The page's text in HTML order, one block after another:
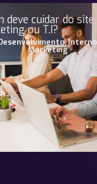
deve cuidar do
ou T.I?
,Interno
Marketing